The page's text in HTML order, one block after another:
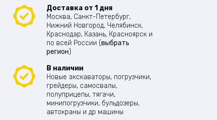
Доставка от 1 дня
Москва, Санкт-Петербург,
Нижний Новгород, Челябинск,
Краснодар, Казань, Красноярск и
по всей России (выбрать
регион)
В наличии
Новые экскаваторы, погрузчики,
грейдеры, самосвалы,
полуприцепы, тягачи,
минипогрузчики, бульдозеры,
автокраны и др машины